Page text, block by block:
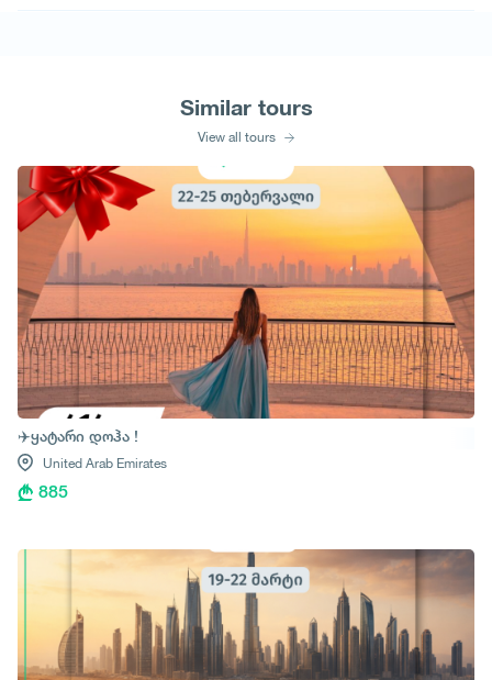
Similar tours
View all tours
✈️ყატარი დოჰა !
United Arab Emirates
885